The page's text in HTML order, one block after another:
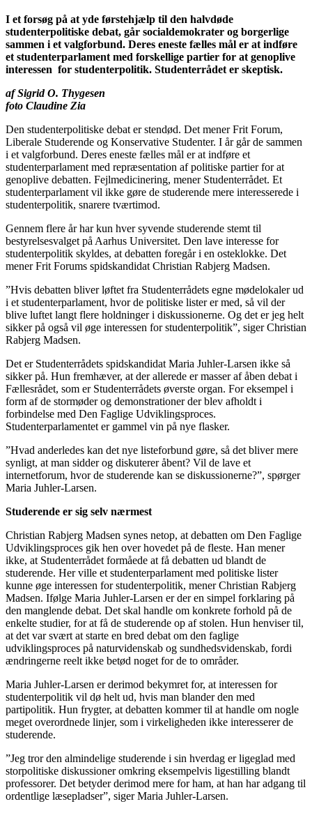
I et forsøg på at yde førstehjælp til den halvdøde
studenterpolitiske debat, går socialdemokrater og borgerlige
sammen i et valgforbund. Deres eneste fælles mål er at indføre
et studenterparlament med forskellige partier for at genoplive
interessen for studenterpolitik. Studenterrådet er skeptisk.
af Sigrid O. Thygesen
foto Claudine Zia
Den studenterpolitiske debat er stendød. Det mener Frit Forum,
Liberale Studerende og Konservative Studenter. I år går de sammen
i et valgforbund. Deres eneste fælles mål er at indføre et
studenterparlament med repræsentation af politiske partier for at
genoplive debatten. Fejlmedicinering, mener Studenterrådet. Et
studenterparlament vil ikke gøre de studerende mere interesserede i
studenterpolitik, snarere tværtimod.
Gennem flere år har kun hver syvende studerende stemt til
bestyrelsesvalget på Aarhus Universitet. Den lave interesse for
studenterpolitik skyldes, at debatten foregår i en osteklokke. Det
mener Frit Forums spidskandidat Christian Rabjerg Madsen.
”Hvis debatten bliver løftet fra Studenterrådets egne mødelokaler ud
i et studenterparlament, hvor de politiske lister er med, så vil der
blive luftet langt flere holdninger i diskussionerne. Og det er jeg helt
sikker på også vil øge interessen for studenterpolitik”, siger Christian
Rabjerg Madsen.
Det er Studenterrådets spidskandidat Maria Juhler-Larsen ikke så
sikker på. Hun fremhæver, at der allerede er masser af åben debat i
Fællesrådet, som er Studenterrådets øverste organ. For eksempel i
form af de stormøder og demonstrationer der blev afholdt i
forbindelse med Den Faglige Udviklingsproces.
Studenterparlamentet er gammel vin på nye flasker.
”Hvad anderledes kan det nye listeforbund gøre, så det bliver mere
synligt, at man sidder og diskuterer åbent? Vil de lave et
internetforum, hvor de studerende kan se diskussionerne?”, spørger
Maria Juhler-Larsen.
Studerende er sig selv nærmest
Christian Rabjerg Madsen synes netop, at debatten om Den Faglige
Udviklingsproces gik hen over hovedet på de fleste. Han mener
ikke, at Studenterrådet formåede at få debatten ud blandt de
studerende. Her ville et studenterparlament med politiske lister
kunne øge interessen for studenterpolitik, mener Christian Rabjerg
Madsen. Ifølge Maria Juhler-Larsen er der en simpel forklaring på
den manglende debat. Det skal handle om konkrete forhold på de
enkelte studier, for at få de studerende op af stolen. Hun henviser til,
at det var svært at starte en bred debat om den faglige
udviklingsproces på naturvidenskab og sundhedsvidenskab, fordi
ændringerne reelt ikke betød noget for de to områder.
Maria Juhler-Larsen er derimod bekymret for, at interessen for
studenterpolitik vil dø helt ud, hvis man blander den med
partipolitik. Hun frygter, at debatten kommer til at handle om nogle
meget overordnede linjer, som i virkeligheden ikke interesserer de
studerende.
”Jeg tror den almindelige studerende i sin hverdag er ligeglad med
storpolitiske diskussioner omkring eksempelvis ligestilling blandt
professorer. Det betyder derimod mere for ham, at han har adgang til
ordentlige læsepladser”, siger Maria Juhler-Larsen.